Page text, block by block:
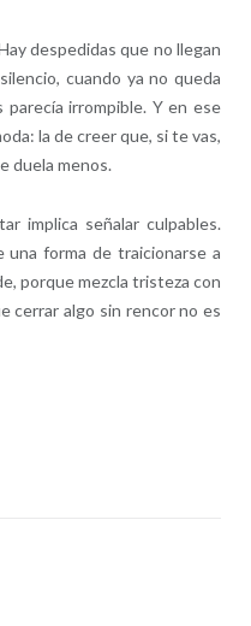
despedidas que no llegan
cuando ya no queda
irrompible. Y en ese
la de creer que, si te vas,
duela menos.
implica señalar culpables.
una forma de traicionarse a
porque mezcla tristeza con
cerrar algo sin rencor no es